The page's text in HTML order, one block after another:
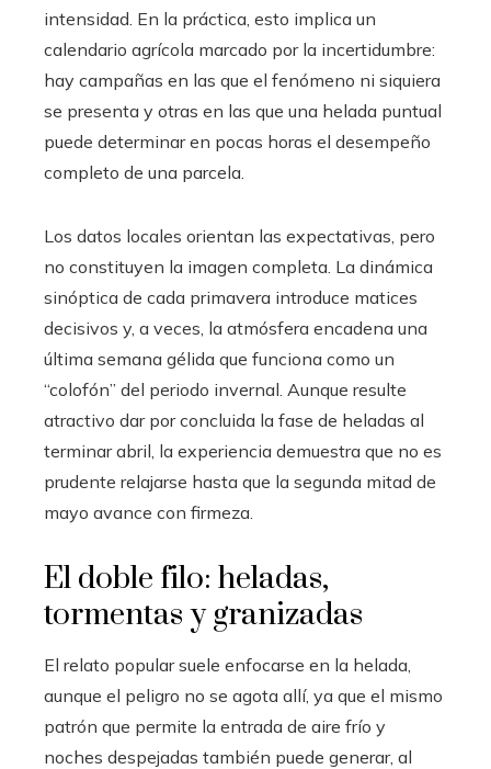
intensidad. En la práctica, esto implica un
calendario agrícola marcado por la incertidumbre:
hay campañas en las que el fenómeno ni siquiera
se presenta y otras en las que una helada puntual
puede determinar en pocas horas el desempeño
completo de una parcela.
Los datos locales orientan las expectativas, pero
no constituyen la imagen completa. La dinámica
sinóptica de cada primavera introduce matices
decisivos y, a veces, la atmósfera encadena una
última semana gélida que funciona como un
“colofón” del periodo invernal. Aunque resulte
atractivo dar por concluida la fase de heladas al
terminar abril, la experiencia demuestra que no es
prudente relajarse hasta que la segunda mitad de
mayo avance con firmeza.
El doble filo: heladas,
tormentas y granizadas
El relato popular suele enfocarse en la helada,
aunque el peligro no se agota allí, ya que el mismo
patrón que permite la entrada de aire frío y
noches despejadas también puede generar, al